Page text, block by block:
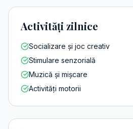
Activități zilnice
Socializare și joc creativ
Stimulare senzorială
Muzică și mișcare
Activități motorii